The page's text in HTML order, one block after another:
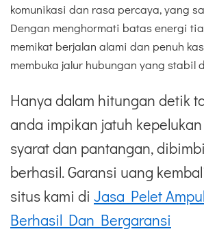
komunikasi dan rasa percaya, yang
Dengan menghormati batas energi
memikat berjalan alami dan penuh
membuka jalur hubungan yang stabil
Hanya dalam hitungan detik
anda impikan jatuh
syarat dan pantangan,
berhasil. Garansi uang
situs kami di Jasa Pelet
Berhasil Dan Bergaransi